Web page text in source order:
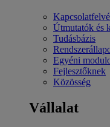
Útmutatók és
Tudásbázis
Egyéni
Fejlesztőknek
Közösség
Vállalat